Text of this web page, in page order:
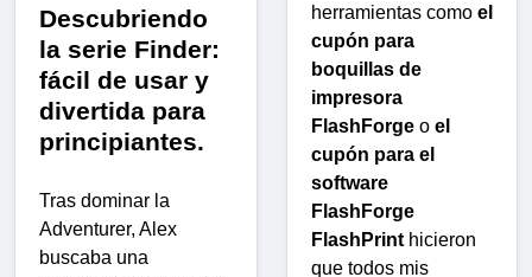
Descubriendo
la serie Finder:
fácil de usar y
divertida para
principiantes.
Tras dominar la
Adventurer, Alex
buscaba una
herramientas como el
cupón para
boquillas de
impresora
FlashForge o el
cupón para el
software
FlashForge
FlashPrint hicieron
que todos mis